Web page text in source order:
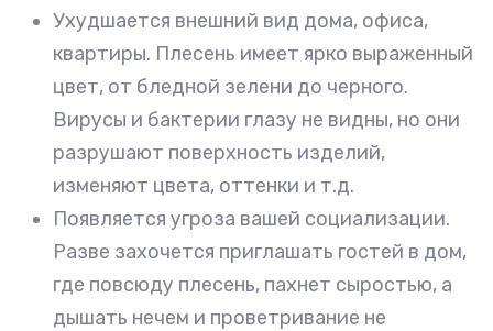
Ухудшается внешний вид дома, офиса,
квартиры. Плесень имеет ярко выраженный
цвет, от бледной зелени до черного.
Вирусы и бактерии глазу не видны, но они
разрушают поверхность изделий,
изменяют цвета, оттенки и т.д.
Появляется угроза вашей социализации.
Разве захочется приглашать гостей в дом,
где повсюду плесень, пахнет сыростью, а
дышать нечем и проветривание не